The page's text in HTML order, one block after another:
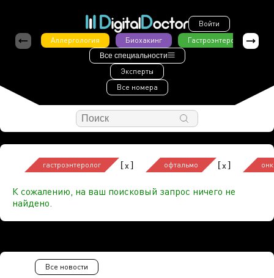
Войти
Аллергология
Биохакинг Гастроэнтерология
Все специальности
Эксперты
Все номера
гастроэнтеролог [x] офтальмо [x]
К сожалению, на ваш поисковый запрос ничего не
найдено.
Все новости